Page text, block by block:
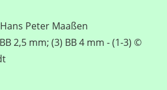
Peter Maaßen
2,5 mm; (3) BB 4 mm - (1-3) ©